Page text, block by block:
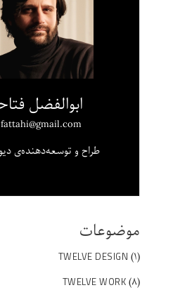
ابوالفضل
طراح و توسعه‌دهنده‌ی
موضوعات
TWELVE DESIGN (۱)
TWELVE WORK (۸)